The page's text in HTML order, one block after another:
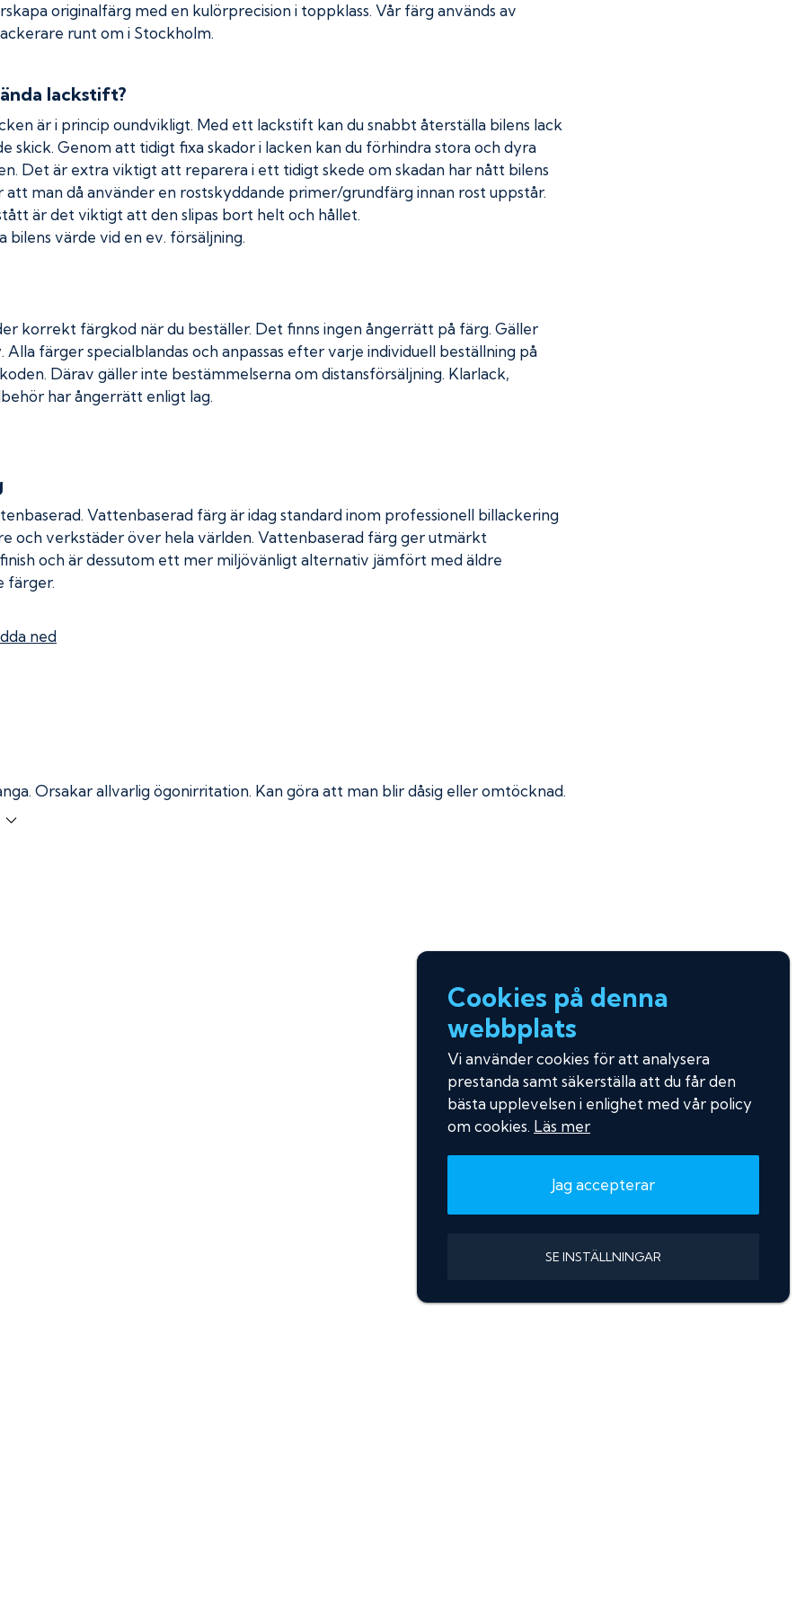
originalfärg med en kulörprecision i toppklass. Vår färg används av
runt om i Stockholm.
lackstift?
är i princip oundvikligt. Med ett lackstift kan du snabbt återställa bilens lack
skick. Genom att tidigt fixa skador i lacken kan du förhindra stora och dyra
Det är extra viktigt att reparera i ett tidigt skede om skadan har nått bilens
man då använder en rostskyddande primer/grundfärg innan rost uppstår.
är det viktigt att den slipas bort helt och hållet.
bilens värde vid en ev. försäljning.
korrekt färgkod när du beställer. Det finns ingen ångerrätt på färg. Gäller
färger specialblandas och anpassas efter varje individuell beställning på
Därav gäller inte bestämmelserna om distansförsäljning. Klarlack,
har ångerrätt enligt lag.
Vattenbaserad färg är idag standard inom professionell billackering
och verkstäder över hela världen. Vattenbaserad färg ger utmärkt
och är dessutom ett mer miljövänligt alternativ jämfört med äldre
färger.
ned
Orsakar allvarlig ögonirritation. Kan göra att man blir dåsig eller omtöcknad.
Cookies på denna
webbplats
Vi använder cookies för att analysera
prestanda samt säkerställa att du får den
bästa upplevelsen i enlighet med vår policy
om cookies. Läs mer
Jag accepterar
SE INSTÄLLNINGAR